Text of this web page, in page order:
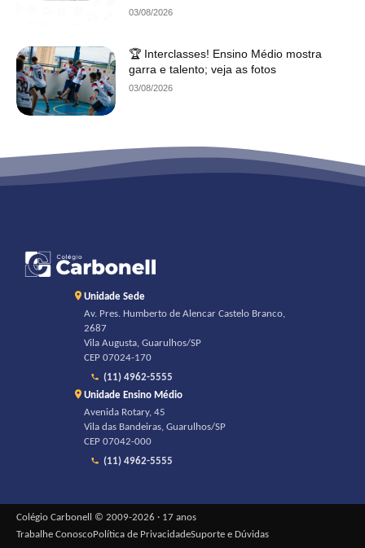
03/08/2026
🏆 Interclasses! Ensino Médio mostra
garra e talento; veja as fotos
03/08/2026
Unidade Sede
Av. Pres. Humberto de Alencar Castelo Branco,
2687
Vila Augusta, Guarulhos/SP
CEP 07024-170
(11) 4962-5555
Unidade Ensino Médio
Avenida Rotary, 45
Vila das Bandeiras, Guarulhos/SP
CEP 07042-000
(11) 4962-5555
Colégio Carbonell © 2009-2026 · 17 anos
Trabalhe ConoscoPolítica de PrivacidadeSuporte e Dúvidas